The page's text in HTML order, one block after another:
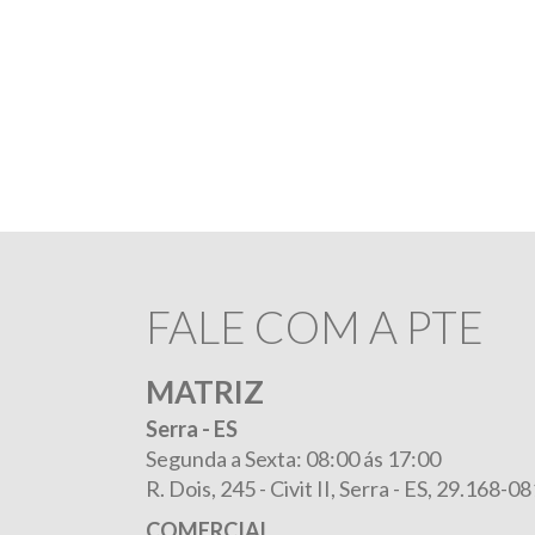
FALE COM A PTE
MATRIZ
Serra - ES
Segunda a Sexta: 08:00 ás 17:00
R. Dois, 245 - Civit II, Serra - ES, 29.168-